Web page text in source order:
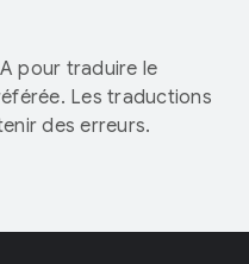
pour traduire le
Les traductions
des erreurs.